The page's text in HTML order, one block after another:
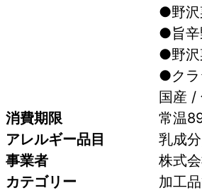
●野沢
●旨辛
●野沢
●クラ
国産 /
消費期限
常温
アレルギー品目
乳成
事業者
株式
カテゴリー
加工